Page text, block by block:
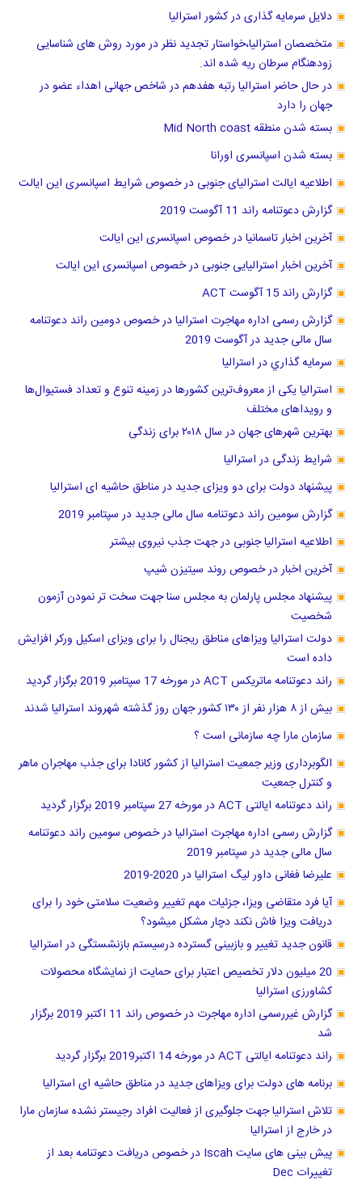
دلایل سرمایه گذاری در کشور استرالیا
متخصصان استرالیا،خواستار تجدید نظر در مورد روش های شناسایی
زودهنگام سرطان ریه شده اند.
در حال حاضر استرالیا رتبه هفدهم در شاخص جهانی اهداء عضو در
جهان را دارد
بسته شدن منطقه Mid North coast
بسته شدن اسپانسری اورانا
اطلاعیه ایالت استرالیای جنوبی در خصوص شرایط اسپانسری این ایالت
گزارش دعوتنامه راند 11 آگوست 2019
آخرین اخبار تاسمانیا در خصوص اسپانسری این ایالت
آخرین اخبار استرالیایی جنوبی در خصوص اسپانسری این ایالت
گزارش راند 15 آگوست ACT
گزارش رسمی اداره مهاجرت استرالیا در خصوص دومین راند دعوتنامه
سال مالی جدید در آگوست 2019
سرمايه گذاري در استراليا
استرالیا یکی از معروف‌ترین کشورها در زمینه تنوع و تعداد فستیوال‌ها
و رویداهای مختلف
بهترین شهرهای جهان در سال ۲۰۱۸ برای زندگی
شرایط زندگی در استرالیا
پیشنهاد دولت برای دو ویزای جدید در مناطق حاشیه ای استرالیا
گزارش سومین راند دعوتنامه سال مالی جدید در سپتامبر 2019
اطلاعیه استرالیا جنوبی در جهت جذب نیروی بیشتر
آخرین اخبار در خصوص روند سیتیزن شیپ
پیشنهاد مجلس پارلمان به مجلس سنا جهت سخت تر نمودن آزمون
شخصیت
دولت استرالیا ویزاهای مناطق ریجنال را برای ویزای اسکیل ورکر افزایش
داده است
راند دعوتنامه ماتریکس ACT در مورخه 17 سپتامبر 2019 برگزار گردید
بیش از ۸ هزار نفر از ۱۳۰ کشور جهان روز گذشته شهروند استرالیا شدند
سازمان مارا چه سازمانی است ؟
الگوبرداری وزیر جمعیت استرالیا از کشور کانادا برای جذب مهاجران ماهر
و کنترل جمعیت
راند دعوتنامه ایالتی ACT در مورخه 27 سپتامبر 2019 برگزار گردید
گزارش رسمی اداره مهاجرت استرالیا در خصوص سومین راند دعوتنامه
سال مالی جدید در سپتامبر 2019
علیرضا فغانی داور لیگ استرالیا در 2020-2019
آیا فرد متقاضی ویزا، جزئیات مهم تغییر وضعیت سلامتی خود را برای
دریافت ویزا فاش نکند دچار مشکل میشود؟
قانون جدید تغییر و بازبینی گسترده درسیستم بازنشستگی در استرالیا
20 میلیون دلار تخصیص اعتبار برای حمایت از نمایشگاه محصولات
کشاورزی استرالیا
گزارش غیررسمی اداره مهاجرت در خصوص راند 11 اکتبر 2019 برگزار
شد
راند دعوتنامه ایالتی ACT در مورخه 14 اکتبر2019 برگزار گردید
برنامه های دولت برای ویزاهای جدید در مناطق حاشیه ای استرالیا
تلاش استرالیا جهت جلوگیری از فعالیت افراد رجیستر نشده سازمان مارا
در خارج از استرالیا
پیش بینی های سایت Iscah در خصوص دریافت دعوتنامه بعد از
تغییرات Dec